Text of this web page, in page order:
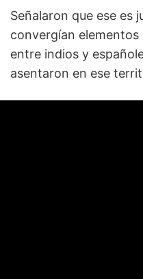
Señalaron que ese es
convergían
entre indios y
asentaron en ese